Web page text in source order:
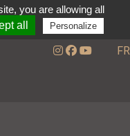
FR
you are allowing all
all Personalize